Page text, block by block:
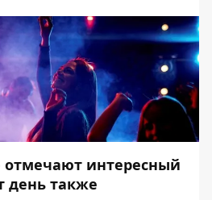
отмечают интересный
день также